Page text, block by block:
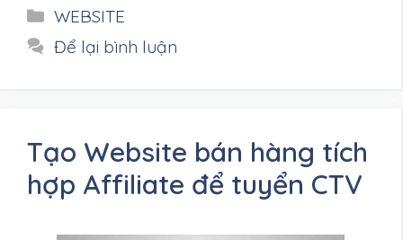
Danh
mục
WEBSITE
Để lại bình luận
Tạo Website bán hàng tích
hợp Affiliate để tuyển CTV